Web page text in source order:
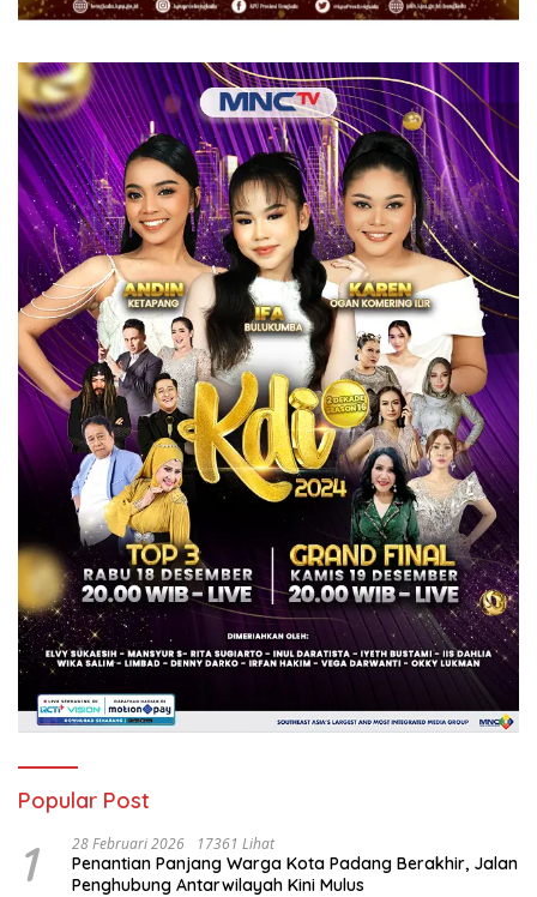
Popular Post
1 28 Februari 2026 17361 Lihat
Penantian Panjang Warga Kota Padang Berakhir, Jalan
Penghubung Antarwilayah Kini Mulus